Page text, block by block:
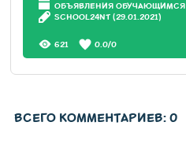
ОБЪЯВЛЕНИЯ ОБУЧАЮЩИМСЯ
SCHOOL24NT (29.01.2021)
621 0.0/0
ВСЕГО КОММЕНТАРИЕВ:0